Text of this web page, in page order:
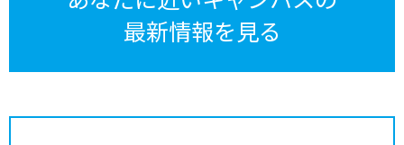
最新情報を見る